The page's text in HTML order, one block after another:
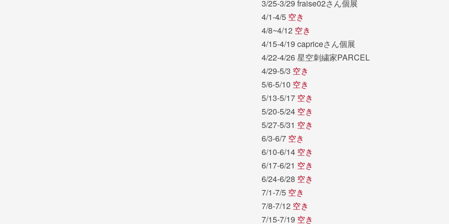
3/25-3/29 fraise02さん個展
4/1-4/5 空き
4/8~4/12 空き
4/15-4/19 capriceさん個展
4/22-4/26 星空刺繍家PARCEL
4/29-5/3 空き
5/6-5/10 空き
5/13-5/17 空き
5/20-5/24 空き
5/27-5/31 空き
6/3-6/7 空き
6/10-6/14 空き
6/17-6/21 空き
6/24-6/28 空き
7/1-7/5 空き
7/8-7/12 空き
7/15-7/19 空き